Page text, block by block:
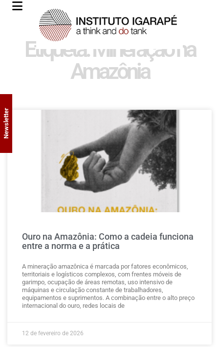
Etiqueta: Mineração na
Amazônia
Ouro na Amazônia: Como a cadeia funciona
entre a norma e a prática
A mineração amazônica é marcada por fatores econômicos,
territoriais e logísticos complexos, com frentes móveis de
garimpo, ocupação de áreas remotas, uso intensivo de
máquinas e circulação constante de trabalhadores,
equipamentos e suprimentos. A combinação entre o alto preço
internacional do ouro, redes locais de
12 de fevereiro de 2026
Newsletter